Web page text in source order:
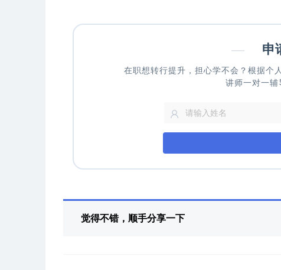
— 申
在职想转行提升，担心学不会？根据个
讲师一对一辅
觉得不错，顺手分享一下